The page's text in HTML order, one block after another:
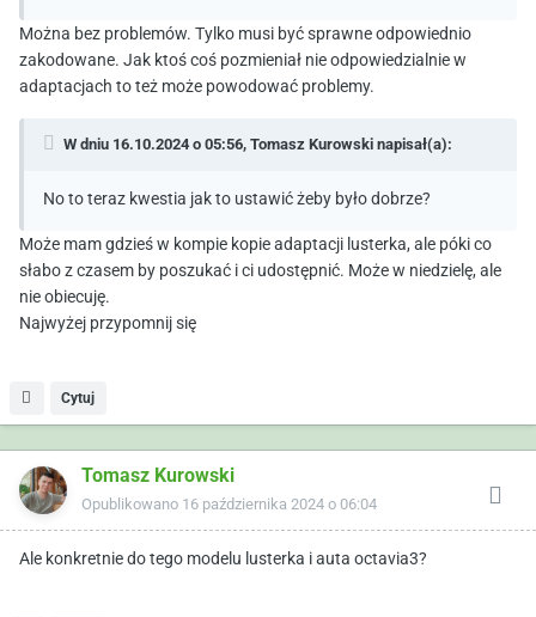
Można bez problemów. Tylko musi być sprawne odpowiednio
zakodowane. Jak ktoś coś pozmieniał nie odpowiedzialnie w
adaptacjach to też może powodować problemy.
W dniu 16.10.2024 o 05:56, Tomasz Kurowski napisał(a):
No to teraz kwestia jak to ustawić żeby było dobrze?
Może mam gdzieś w kompie kopie adaptacji lusterka, ale póki co
słabo z czasem by poszukać i ci udostępnić. Może w niedzielę, ale
nie obiecuję.
Najwyżej przypomnij się
Cytuj
Tomasz Kurowski
Opublikowano 16 października 2024 o 06:04
Ale konkretnie do tego modelu lusterka i auta octavia3?